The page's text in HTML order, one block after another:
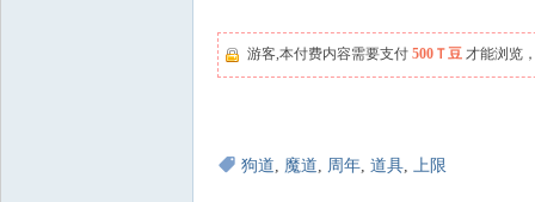
游客,本付费内容需要支付 500Ｔ豆 才能浏览
狗道, 魔道, 周年, 道具, 上限